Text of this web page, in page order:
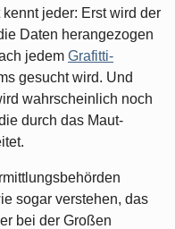
jeder: Erst wird der
Daten herangezogen
jedem Grafitti-
gesucht wird. Und
wahrscheinlich noch
durch das Maut-
sogar verstehen, das
bei der Großen